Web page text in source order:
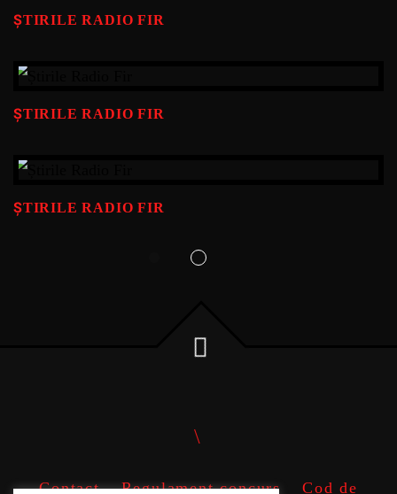
ȘTIRILE RADIO FIR
ȘTIRILE RADIO FIR
ȘTIRILE RADIO FIR
Contact Regulament concurs Cod de